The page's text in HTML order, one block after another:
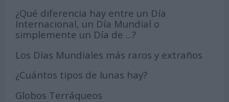
¿Qué diferencia hay entre un Día
Internacional, un Día Mundial o
simplemente un Día de ...?
Los Días Mundiales más raros y extraños
¿Cuántos tipos de lunas hay?
Globos Terráqueos